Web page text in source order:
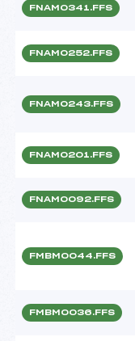
FNAM0341.FFS
FNAM0252.FFS
FNAM0243.FFS
FNAM0201.FFS
FNAM0092.FFS
FMBM0044.FFS
FMBM0036.FFS